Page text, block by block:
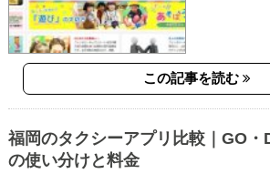
この記事を読む
福岡のタクシーアプリ比較｜GO
の使い分けと料金